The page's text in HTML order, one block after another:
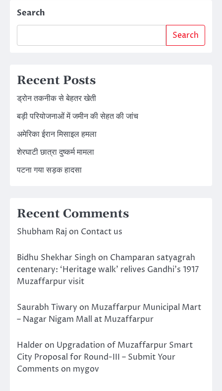
Search
Search
Recent Posts
ड्रोन तकनीक से बेहतर खेती
बड़ी परियोजनाओं में जमीन की सेहत की जांच
अमेरिका ईरान मिसाइल हमला
शेरघाटी छात्रा दुष्कर्म मामला
पटना गया सड़क हादसा
Recent Comments
Shubham Raj on Contact us
Bidhu Shekhar Singh on Champaran satyagrah
centenary: ‘Heritage walk’ relives Gandhi’s 1917
Muzaffarpur visit
Saurabh Tiwary on Muzaffarpur Municipal Mart
– Nagar Nigam Mall at Muzaffarpur
Halder on Upgradation of Muzaffarpur Smart
City Proposal for Round-III – Submit Your
Comments on mygov